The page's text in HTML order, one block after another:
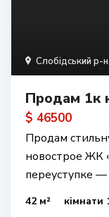
Слобідський р-н
Продам 1к
$ 46500
Продам
новострое ЖК
переуступке
42 м² кімнати